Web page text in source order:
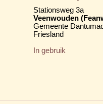
Stationsweg 3a
Veenwouden
Gemeente
Friesland
In gebruik